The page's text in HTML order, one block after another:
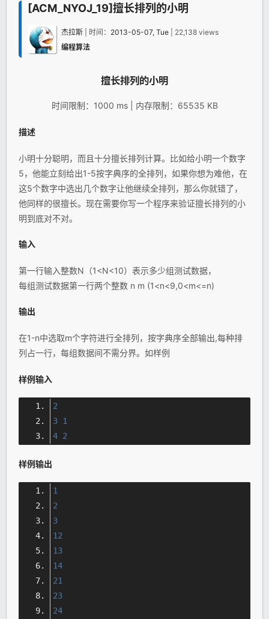
[ACM_NYOJ_19]擅长排列的小明
杰拉斯 | 时间： 2013-05-07, Tue | 22,138 views
编程算法
擅长排列的小明
时间限制：1000 ms | 内存限制：65535 KB
描述
小明十分聪明，而且十分擅长排列计算。比如给小明一个数字
5，他能立刻给出1-5按字典序的全排列，如果你想为难他，在
这5个数字中选出几个数字让他继续全排列，那么你就错了，
他同样的很擅长。现在需要你写一个程序来验证擅长排列的小
明到底对不对。
输入
第一行输入整数N（1<N<10）表示多少组测试数据，
每组测试数据第一行两个整数 n m (1<n<9,0<m<=n)
输出
在1-n中选取m个字符进行全排列，按字典序全部输出,每种排
列占一行，每组数据间不需分界。如样例
样例输入
2
3 1
4 2
样例输出
1
2
3
12
13
14
21
23
24